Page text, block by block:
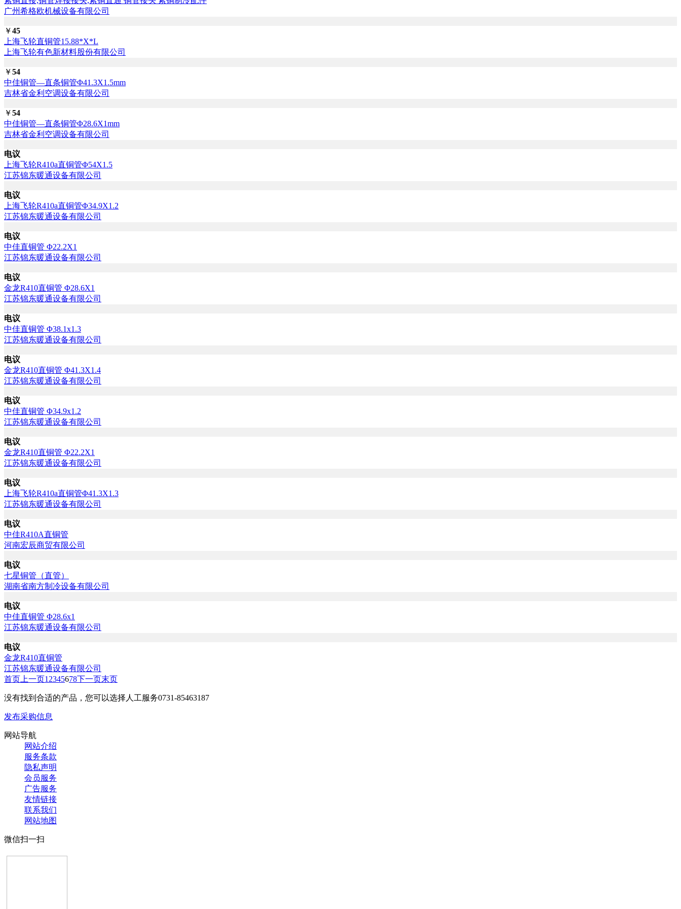
广州希格欧机械设备有限公司
￥45
上海飞轮直铜管15.88*X*L
上海飞轮有色新材料股份有限公司
￥54
中佳铜管—直条铜管Φ41.3X1.5mm
吉林省金利空调设备有限公司
￥54
中佳铜管—直条铜管Φ28.6X1mm
吉林省金利空调设备有限公司
电议
上海飞轮R410a直铜管Φ54X1.5
江苏锦东暖通设备有限公司
电议
上海飞轮R410a直铜管Φ34.9X1.2
江苏锦东暖通设备有限公司
电议
中佳直铜管 Φ22.2X1
江苏锦东暖通设备有限公司
电议
金龙R410直铜管 Φ28.6X1
江苏锦东暖通设备有限公司
电议
中佳直铜管 Φ38.1x1.3
江苏锦东暖通设备有限公司
电议
金龙R410直铜管 Φ41.3X1.4
江苏锦东暖通设备有限公司
电议
中佳直铜管 Φ34.9x1.2
江苏锦东暖通设备有限公司
电议
金龙R410直铜管 Φ22.2X1
江苏锦东暖通设备有限公司
电议
上海飞轮R410a直铜管Φ41.3X1.3
江苏锦东暖通设备有限公司
电议
中佳R410A直铜管
河南宏辰商贸有限公司
电议
七星铜管（直管）
湖南省南方制冷设备有限公司
电议
中佳直铜管 Φ28.6x1
江苏锦东暖通设备有限公司
电议
金龙R410直铜管
江苏锦东暖通设备有限公司
首页 上一页1 2345678下一页末页
没有找到合适的产品，您可以选择人工服务0731-85463187
发布采购信息
网站导航
网站介绍
服务条款
隐私声明
会员服务
广告服务
友情链接
联系我们
网站地图
微信扫一扫